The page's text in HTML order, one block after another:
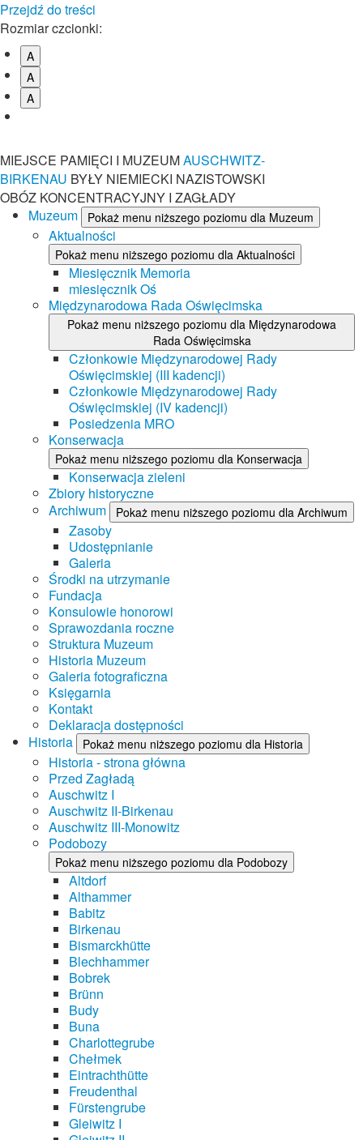
Przejdź do treści
Rozmiar czcionki:
A
A
A
MIEJSCE PAMIĘCI I MUZEUMAUSCHWITZ-
BIRKENAU BYŁY NIEMIECKI NAZISTOWSKI
OBÓZ KONCENTRACYJNY I ZAGŁADY
Muzeum
Pokaż menu niższego poziomu dla Muzeum
Aktualności
Pokaż menu niższego poziomu dla Aktualności
Miesięcznik Memoria
miesięcznik Oś
Międzynarodowa Rada Oświęcimska
Pokaż menu niższego poziomu dla Międzynarodowa
Rada Oświęcimska
Członkowie Międzynarodowej Rady
Oświęcimskiej (III kadencji)
Członkowie Międzynarodowej Rady
Oświęcimskiej (IV kadencji)
Posiedzenia MRO
Konserwacja
Pokaż menu niższego poziomu dla Konserwacja
Konserwacja zieleni
Zbiory historyczne
Archiwum
Pokaż menu niższego poziomu dla Archiwum
Zasoby
Udostępnianie
Galeria
Środki na utrzymanie
Fundacja
Konsulowie honorowi
Sprawozdania roczne
Struktura Muzeum
Historia Muzeum
Galeria fotograficzna
Księgarnia
Kontakt
Deklaracja dostępności
Historia
Pokaż menu niższego poziomu dla Historia
Historia - strona główna
Przed Zagładą
Auschwitz I
Auschwitz II-Birkenau
Auschwitz III-Monowitz
Podobozy
Pokaż menu niższego poziomu dla Podobozy
Altdorf
Althammer
Babitz
Birkenau
Bismarckhütte
Blechhammer
Bobrek
Brünn
Budy
Buna
Charlottegrube
Chełmek
Eintrachthütte
Freudenthal
Fürstengrube
Gleiwitz I